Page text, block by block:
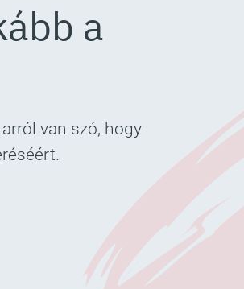
a
van szó, hogy